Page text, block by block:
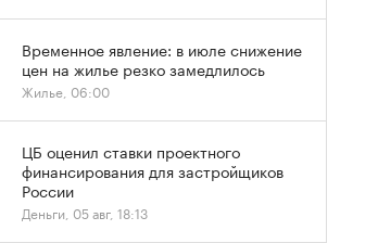
Временное явление: в июле снижение
цен на жилье резко замедлилось
Жилье, 06:00
ЦБ оценил ставки проектного
финансирования для застройщиков
России
Деньги, 05 авг, 18:13